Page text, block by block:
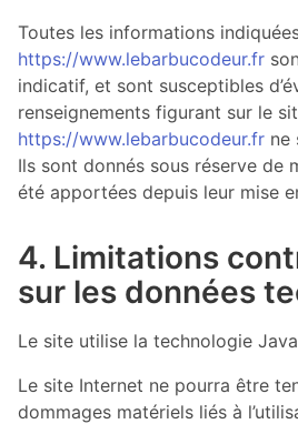
Toutes les informations
https://www.lebarbucodeur.fr
indicatif, et sont susceptibles
renseignements figurant sur le
https://www.lebarbucodeur.fr ne
Ils sont donnés sous réserve de
été apportées depuis leur mise
4. Limitations
sur les données
Le site utilise la technologie
Le site Internet ne pourra être
dommages matériels liés à